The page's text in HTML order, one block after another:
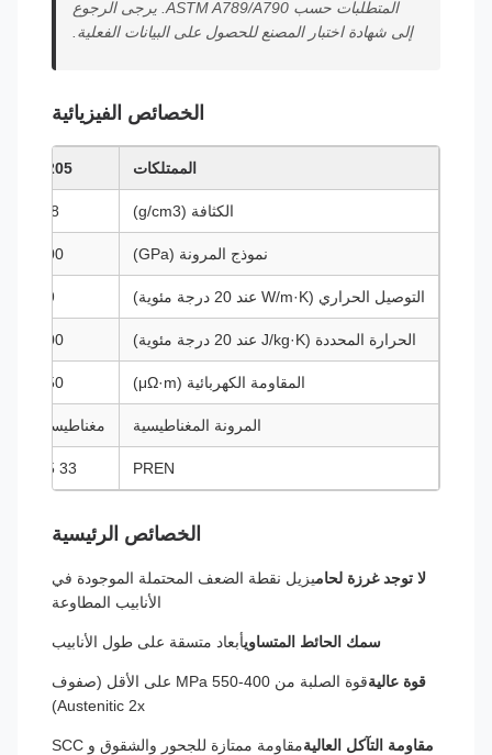
المتطلبات حسب ASTM A789/A790. يرجى الرجوع
إلى شهادة اختبار المصنع للحصول على البيانات الفعلية.
الخصائص الفيزيائية
الممتلكات 2205
الكثافة (g/cm3) 7.8
نموذج المرونة (GPa) 200
التوصيل الحراري (W/m·K عند 20 درجة مئوية) 19
الحرارة المحددة (J/kg·K عند 20 درجة مئوية) 500
المقاومة الكهربائية (μΩ·m) 850
المرونة المغناطيسية مغناطيسية
PREN
33 35
الخصائص الرئيسية
لا توجد غرزة لحاميزيل نقطة الضعف المحتملة الموجودة في
الأنابيب المطاوعة
سمك الحائط المتساويأبعاد متسقة على طول الأنابيب
قوة عالية
قوة الصلبة من 400-550 MPa على الأقل (صفوف
Austenitic 2x)
مقاومة التآكل العاليةمقاومة ممتازة للجحور والشقوق و SCC